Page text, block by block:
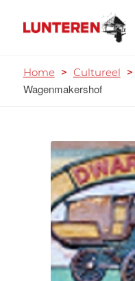
Home > Cultureel >
Wagenmakershof